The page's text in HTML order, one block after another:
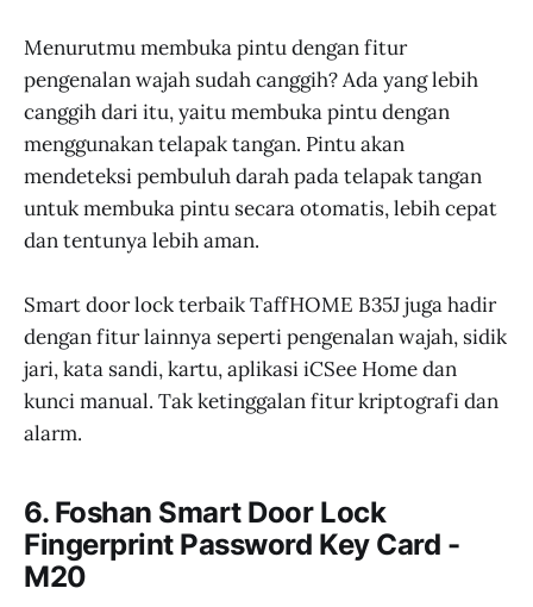
Menurutmu membuka pintu dengan fitur
pengenalan wajah sudah canggih? Ada yang lebih
canggih dari itu, yaitu membuka pintu dengan
menggunakan telapak tangan. Pintu akan
mendeteksi pembuluh darah pada telapak tangan
untuk membuka pintu secara otomatis, lebih cepat
dan tentunya lebih aman.
Smart door lock terbaik TaffHOME B35J juga hadir
dengan fitur lainnya seperti pengenalan wajah, sidik
jari, kata sandi, kartu, aplikasi iCSee Home dan
kunci manual. Tak ketinggalan fitur kriptografi dan
alarm.
6. Foshan Smart Door Lock
Fingerprint Password Key Card -
M20